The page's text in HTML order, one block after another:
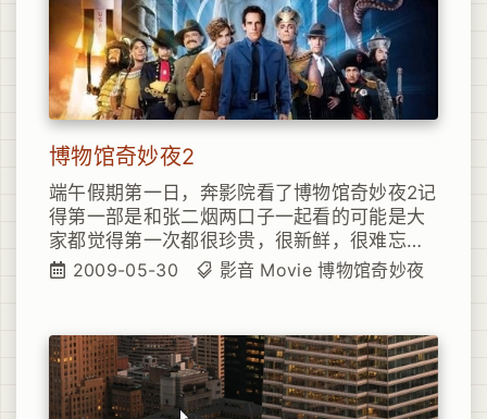
博物馆奇妙夜2
端午假期第一日，奔影院看了博物馆奇妙夜2记
得第一部是和张二烟两口子一起看的可能是大
家都觉得第一次都很珍贵，很新鲜，很难忘所
以当时觉得剧情还算上流的
2009-05-30 影音 Movie 博物馆奇妙夜